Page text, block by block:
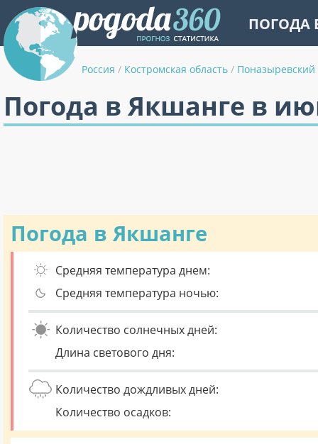
ПОГОДА
Россия / Костромская область /
Погода в Якшанге в
Погода в Якшанге
Средняя температура днем:
Средняя температура ночью:
Количество солнечных дней:
Длина светового дня:
Количество дождливых дней:
Количество осадков: